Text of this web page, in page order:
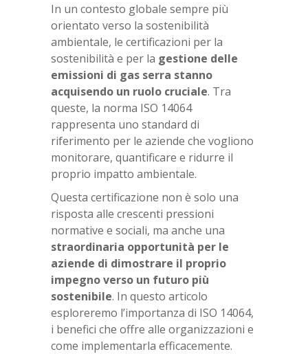
In un contesto globale sempre più
orientato verso la sostenibilità
ambientale, le certificazioni per la
sostenibilità e per la gestione delle
emissioni di gas serra stanno
acquisendo un ruolo cruciale. Tra
queste, la norma ISO 14064
rappresenta uno standard di
riferimento per le aziende che vogliono
monitorare, quantificare e ridurre il
proprio impatto ambientale.
Questa certificazione non è solo una
risposta alle crescenti pressioni
normative e sociali, ma anche una
straordinaria opportunità per le
aziende di dimostrare il proprio
impegno verso un futuro più
sostenibile. In questo articolo
esploreremo l’importanza di ISO 14064,
i benefici che offre alle organizzazioni e
come implementarla efficacemente.